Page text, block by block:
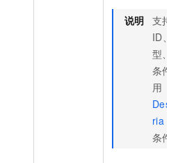
说明 支持
ID、
型、
条件
用
ria
条件